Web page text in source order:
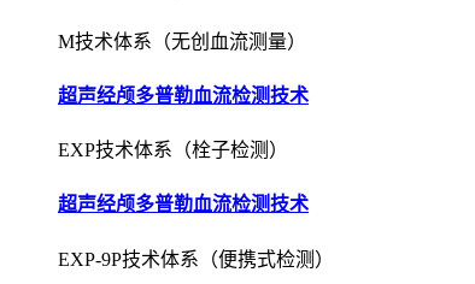
EXP技术体系（栓子检测）
超声经颅多普勒血流检测技术
EXP-9P技术体系（便携式检测）
血管弹性与动脉硬化检测技术
KAS技术体系（四肢动脉检测）